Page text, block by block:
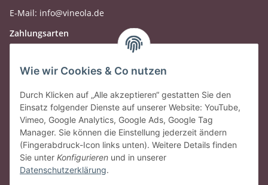
E-Mail: info@vineola.de
Zahlungsarten
Wie wir Cookies & Co nutzen
Durch Klicken auf „Alle akzeptieren“ gestatten Sie den
Einsatz folgender Dienste auf unserer Website: YouTube,
Vimeo, Google Analytics, Google Ads, Google Tag
Manager. Sie können die Einstellung jederzeit ändern
(Fingerabdruck-Icon links unten). Weitere Details finden
Sie unter Konfigurieren und in unserer
Datenschutzerklärung.